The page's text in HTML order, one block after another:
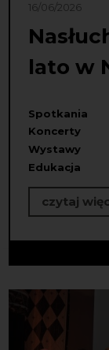
16/06/2026
lato w
Spotkania
Koncerty
Wystawy
Edukacja
czytaj